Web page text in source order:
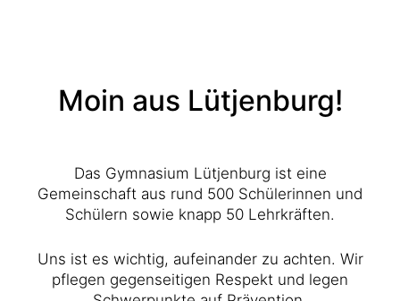
Moin aus Lütjenburg!
Das Gymnasium Lütjenburg ist eine
Gemeinschaft aus rund 500 Schülerinnen und
Schülern sowie knapp 50 Lehrkräften.
Uns ist es wichtig, aufeinander zu achten. Wir
pflegen gegenseitigen Respekt und legen